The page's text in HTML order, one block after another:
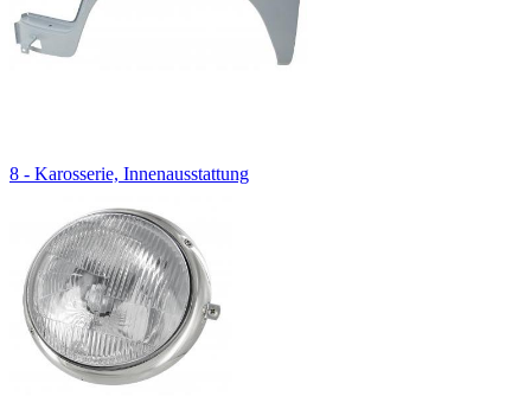
8 - Karosserie, Innenausstattung